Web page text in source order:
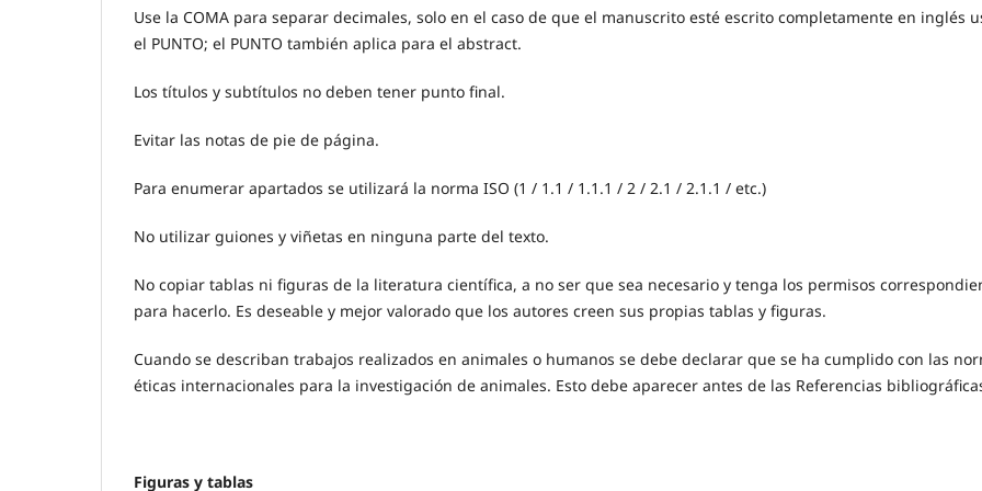
Use la COMA para separar decimales, solo en el caso de que el manuscrito esté escrito completamente en inglés
el PUNTO; el PUNTO también aplica para el abstract.
Los títulos y subtítulos no deben tener punto final.
Evitar las notas de pie de página.
Para enumerar apartados se utilizará la norma ISO (1 / 1.1 / 1.1.1 / 2 / 2.1 / 2.1.1 / etc.)
No utilizar guiones y viñetas en ninguna parte del texto.
No copiar tablas ni figuras de la literatura científica, a no ser que sea necesario y tenga los permisos
para hacerlo. Es deseable y mejor valorado que los autores creen sus propias tablas y figuras.
Cuando se describan trabajos realizados en animales o humanos se debe declarar que se ha cumplido con las
éticas internacionales para la investigación de animales. Esto debe aparecer antes de las Referencias
Figuras y tablas